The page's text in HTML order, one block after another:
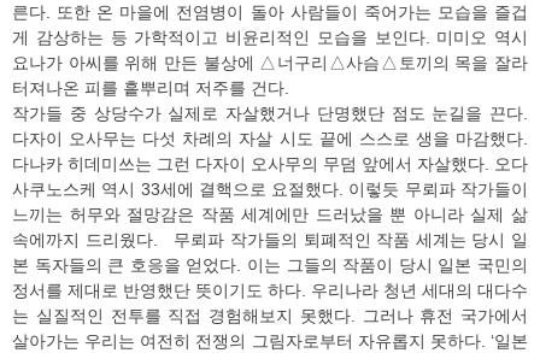
른다. 또한 온 마을에 전염병이 돌아 사람들이 죽어가는 모습을 즐겁
게 감상하는 등 가학적이고 비윤리적인 모습을 보인다. 미미오 역시
요나가 아씨를 위해 만든 불상에 △너구리△사슴△토끼의 목을 잘라
터져나온 피를 흩뿌리며 저주를 건다.
작가들 중 상당수가 실제로 자살했거나 단명했단 점도 눈길을 끈다.
다자이 오사무는 다섯 차례의 자살 시도 끝에 스스로 생을 마감했다.
다나카 히데미쓰는 그런 다자이 오사무의 무덤 앞에서 자살했다. 오다
사쿠노스케 역시 33세에 결핵으로 요절했다. 이렇듯 무뢰파 작가들이
느끼는 허무와 절망감은 작품 세계에만 드러났을 뿐 아니라 실제 삶
속에까지 드리웠다. 무뢰파 작가들의 퇴폐적인 작품 세계는 당시 일
본 독자들의 큰 호응을 얻었다. 이는 그들의 작품이 당시 일본 국민의
정서를 제대로 반영했단 뜻이기도 하다. 우리나라 청년 세대의 대다수
는 실질적인 전투를 직접 경험해보지 못했다. 그러나 휴전 국가에서
살아가는 우리는 여전히 전쟁의 그림자로부터 자유롭지 못하다. ‘일본